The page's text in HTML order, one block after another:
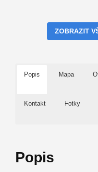
ZOBRAZIT
Popis Mapa
Kontakt Fotky
Popis